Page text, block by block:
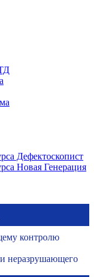
Дефектоскопист
Новая Генерация
контролю
неразрушающего